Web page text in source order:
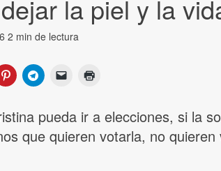
la piel y la
2 min de lectura
pueda ir a elecciones, si la
que quieren votarla, no